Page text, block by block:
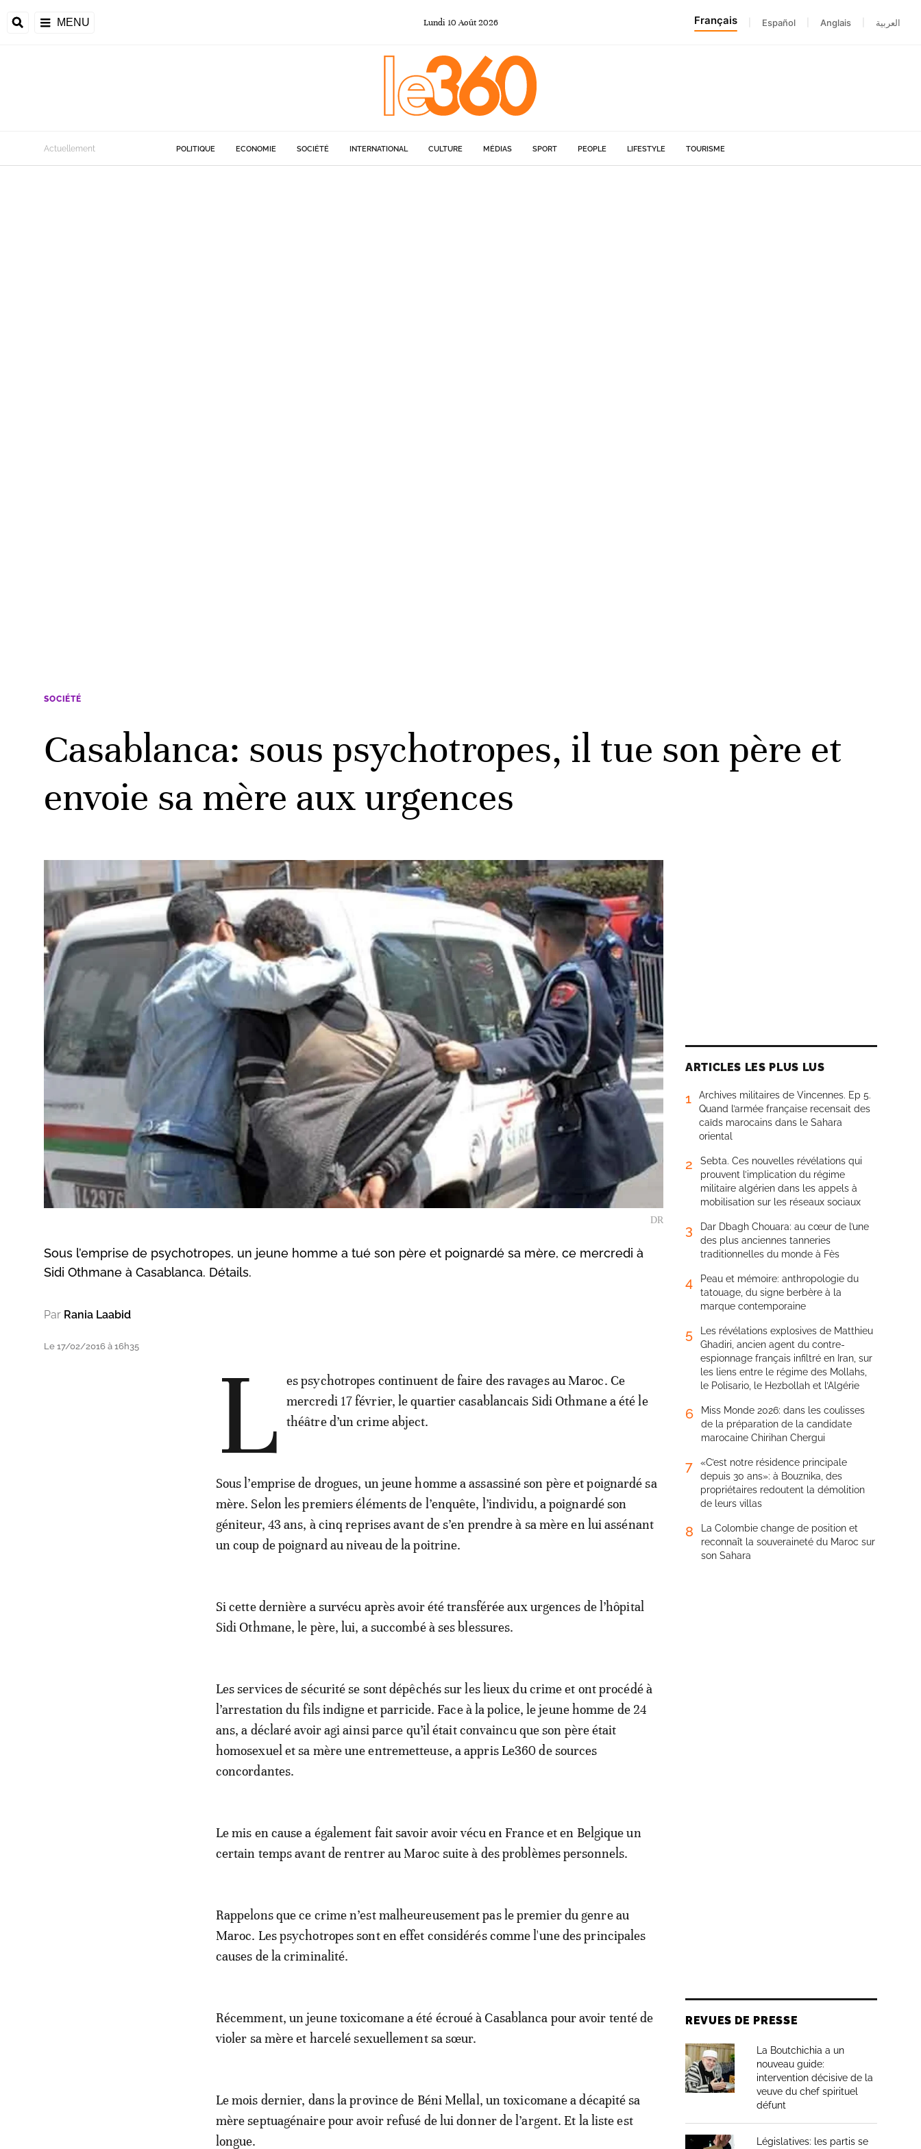
MENU Lundi 10 Août 2026 Français Español Anglais العربية
Actuellement POLITIQUE ECONOMIE SOCIÉTÉ INTERNATIONAL CULTURE MÉDIAS SPORT PEOPLE LIFESTYLE TOURISME
SOCIÉTÉ
Casablanca: sous psychotropes, il tue son père et
envoie sa mère aux urgences
DR
Sous l’emprise de psychotropes, un jeune homme a tué son père et poignardé sa mère, ce mercredi à
Sidi Othmane à Casablanca. Détails.
Par Rania Laabid
Le 17/02/2016 à 16h35 L
es psychotropes continuent de faire des ravages au Maroc. Ce
mercredi 17 février, le quartier casablancais Sidi Othmane a été le
théâtre d’un crime abject.
Sous l’emprise de drogues, un jeune homme a assassiné son père et poignardé sa
mère. Selon les premiers éléments de l’enquête, l’individu, a poignardé son
géniteur, 43 ans, à cinq reprises avant de s’en prendre à sa mère en lui assénant
un coup de poignard au niveau de la poitrine.
Si cette dernière a survécu après avoir été transférée aux urgences de l’hôpital
Sidi Othmane, le père, lui, a succombé à ses blessures.
Les services de sécurité se sont dépêchés sur les lieux du crime et ont procédé à
l’arrestation du fils indigne et parricide. Face à la police, le jeune homme de 24
ans, a déclaré avoir agi ainsi parce qu’il était convaincu que son père était
homosexuel et sa mère une entremetteuse, a appris Le360 de sources
concordantes.
Le mis en cause a également fait savoir avoir vécu en France et en Belgique un
certain temps avant de rentrer au Maroc suite à des problèmes personnels.
Rappelons que ce crime n’est malheureusement pas le premier du genre au
Maroc. Les psychotropes sont en effet considérés comme l'une des principales
causes de la criminalité.
Récemment, un jeune toxicomane a été écroué à Casablanca pour avoir tenté de
violer sa mère et harcelé sexuellement sa sœur.
Le mois dernier, dans la province de Béni Mellal, un toxicomane a décapité sa
mère septuagénaire pour avoir refusé de lui donner de l’argent. Et la liste est
longue.
ARTICLES LES PLUS LUS
1
Archives militaires de Vincennes. Ep 5.
Quand l’armée française recensait des
caïds marocains dans le Sahara
oriental
2
Sebta. Ces nouvelles révélations qui
prouvent l’implication du régime
militaire algérien dans les appels à
mobilisation sur les réseaux sociaux
3
Dar Dbagh Chouara: au cœur de l’une
des plus anciennes tanneries
traditionnelles du monde à Fès
4
Peau et mémoire: anthropologie du
tatouage, du signe berbère à la
marque contemporaine
5
Les révélations explosives de Matthieu
Ghadiri, ancien agent du contre-
espionnage français infiltré en Iran, sur
les liens entre le régime des Mollahs,
le Polisario, le Hezbollah et l’Algérie
6
Miss Monde 2026: dans les coulisses
de la préparation de la candidate
marocaine Chirihan Chergui
7
«C’est notre résidence principale
depuis 30 ans»: à Bouznika, des
propriétaires redoutent la démolition
de leurs villas
8
La Colombie change de position et
reconnaît la souveraineté du Maroc sur
son Sahara
REVUES DE PRESSE
La Boutchichia a un
nouveau guide:
intervention décisive de la
veuve du chef spirituel
défunt
Législatives: les partis se